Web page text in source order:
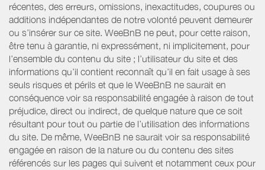
récentes, des erreurs, omissions, inexactitudes, coupures ou
additions indépendantes de notre volonté peuvent demeurer
ou s’insérer sur ce site. WeeBnB ne peut, pour cette raison,
être tenu à garantie, ni expressément, ni implicitement, pour
l’ensemble du contenu du site ; l’utilisateur du site et des
informations qu’il contient reconnaît qu’il en fait usage à ses
seuls risques et périls et que le WeeBnB ne saurait en
conséquence voir sa responsabilité engagée à raison de tout
préjudice, direct ou indirect, de quelque nature que ce soit
résultant pour tout ou partie de l’utilisation des informations
du site. De même, WeeBnB ne saurait voir sa responsabilité
engagée en raison de la nature ou du contenu des sites
référencés sur les pages qui suivent et notamment ceux pour